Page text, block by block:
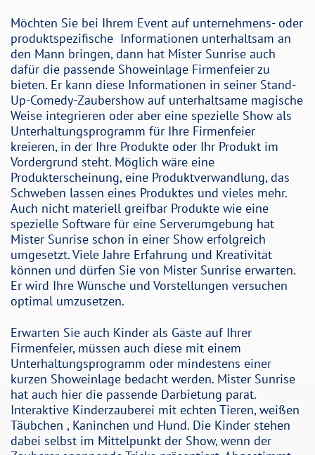
Möchten Sie bei Ihrem Event auf unternehmens- oder
produktspezifische Informationen unterhaltsam an
den Mann bringen, dann hat Mister Sunrise auch
dafür die passende Showeinlage Firmenfeier zu
bieten. Er kann diese Informationen in seiner Stand-
Up-Comedy-Zaubershow auf unterhaltsame magische
Weise integrieren oder aber eine spezielle Show als
Unterhaltungsprogramm für Ihre Firmenfeier
kreieren, in der Ihre Produkte oder Ihr Produkt im
Vordergrund steht. Möglich wäre eine
Produkterscheinung, eine Produktverwandlung, das
Schweben lassen eines Produktes und vieles mehr.
Auch nicht materiell greifbar Produkte wie eine
spezielle Software für eine Serverumgebung hat
Mister Sunrise schon in einer Show erfolgreich
umgesetzt. Viele Jahre Erfahrung und Kreativität
können und dürfen Sie von Mister Sunrise erwarten.
Er wird Ihre Wünsche und Vorstellungen versuchen
optimal umzusetzen.
Erwarten Sie auch Kinder als Gäste auf Ihrer
Firmenfeier, müssen auch diese mit einem
Unterhaltungsprogramm oder mindestens einer
kurzen Showeinlage bedacht werden. Mister Sunrise
hat auch hier die passende Darbietung parat.
Interaktive Kinderzauberei mit echten Tieren, weißen
Täubchen , Kaninchen und Hund. Die Kinder stehen
dabei selbst im Mittelpunkt der Show, wenn der